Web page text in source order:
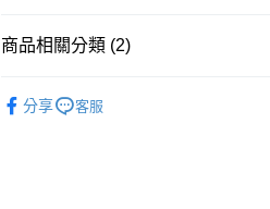
付款後全家取貨
商品相關分類 (2)
分享 客服